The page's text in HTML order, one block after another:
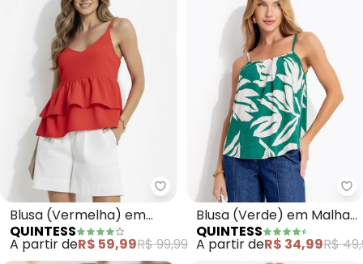
Quintess - Blusa (Vermelha)
Blusa (Vermelha) em
Crepe Plano
QUINTESS
A partir deR$ 59,99R$ 99,99
Blusa (Verde) em Malha
de Viscose
QUINTESS
A partir deR$ 34,99R$